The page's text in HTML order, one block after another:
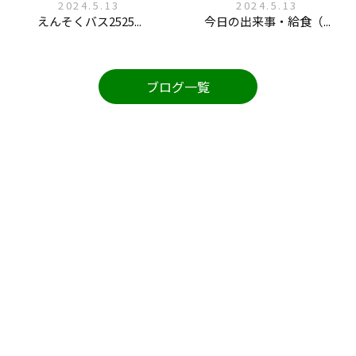
2024.5.13
えんそくバス2525...
2024.5.13
今日の出来事・給食（...
ブログ一覧